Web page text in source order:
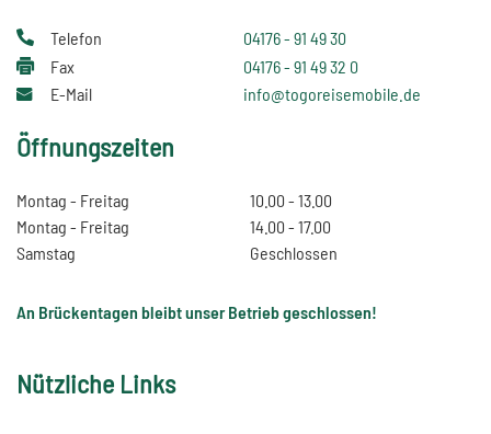
Telefon
04176 - 91 49 30
Fax
04176 - 91 49 32 0
E-Mail
info@togoreisemobile.de
Öffnungszeiten
Montag - Freitag
10.00 - 13.00
Montag - Freitag
14.00 - 17.00
Samstag
Geschlossen
An Brückentagen bleibt unser Betrieb geschlossen!
Nützliche Links